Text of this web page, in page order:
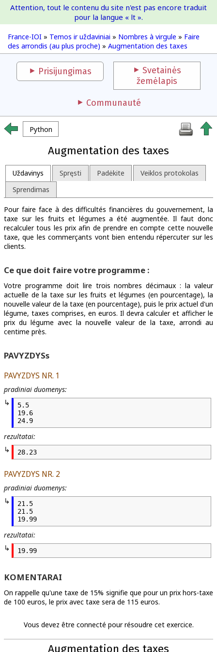
France-IOI
France-IOI » Temos ir uždaviniai » Nombres à virgule » Faire
des arrondis (au plus proche) » Augmentation des taxes
Attention, tout le contenu du site n'est pas encore traduit
pour la langue « lt ».
Prisijungimas
Svetainės
žemėlapis
Communauté
Python
Augmentation des taxes
Uždavinys Spręsti Padėkite
Veiklos protokolas
Sprendimas
Pour faire face à des difficultés financières du gouvernement, la
taxe sur les fruits et légumes a été augmentée. Il faut donc
recalculer tous les prix afin de prendre en compte cette nouvelle
taxe, que les commerçants vont bien entendu répercuter sur les
clients.
Ce que doit faire votre programme :
Votre programme doit lire trois nombres décimaux : la valeur
actuelle de la taxe sur les fruits et légumes (en pourcentage), la
nouvelle valeur de la taxe (en pourcentage), puis le prix actuel d'un
légume, taxes comprises, en euros. Il devra calculer et afficher le
prix du légume avec la nouvelle valeur de la taxe, arrondi au
centime près.
PAVYZDYSs
PAVYZDYS NR. 1
pradiniai duomenys:
5.5
19.6
24.9
rezultatai:
28.23
PAVYZDYS NR. 2
pradiniai duomenys:
21.5
21.5
19.99
rezultatai:
19.99
KOMENTARAI
On rappelle qu'une taxe de 15% signifie que pour un prix hors-taxe
de 100 euros, le prix avec taxe sera de 115 euros.
Vous devez être connecté pour résoudre cet exercice.
Augmentation des taxes